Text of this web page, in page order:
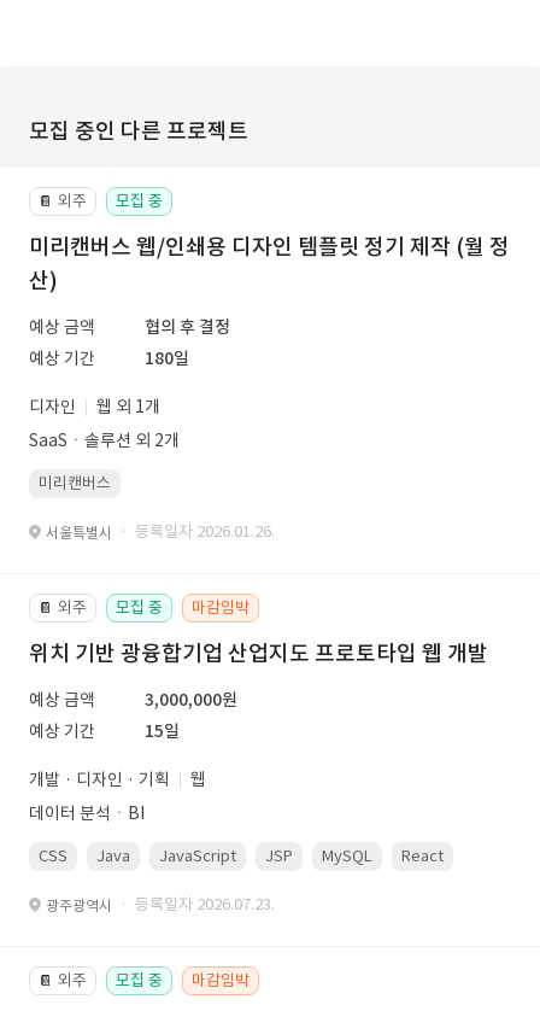
모집 중인 다른 프로젝트
📔 외주 모집 중
미리캔버스 웹/인쇄용 디자인 템플릿 정기 제작 (월 정
산)
예상 금액
협의 후 결정
예상 기간
180일
디자인
웹 외 1개
SaaSㆍ솔루션 외 2개
미리캔버스
서울특별시 · 등록일자 2026.01.26.
📔 외주 모집 중 마감임박
위치 기반 광융합기업 산업지도 프로토타입 웹 개발
예상 금액
3,000,000원
예상 기간
15일
개발 · 디자인 · 기획
웹
데이터 분석ㆍBI
CSS Java JavaScript JSP MySQL React
광주광역시 · 등록일자 2026.07.23.
📔 외주 모집 중 마감임박